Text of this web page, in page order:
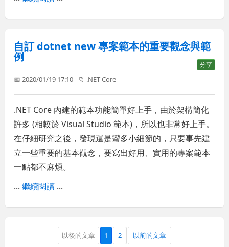
自訂 dotnet new 專案範本的重要觀念與範
例
分享
📅 2020/01/19 17:10 📁 .NET Core
.NET Core 內建的範本功能簡單好上手，由於架構簡化
許多 (相較於 Visual Studio 範本)，所以也非常好上手。
在仔細研究之後，發現還是蠻多小細節的，只要事先建
立一些重要的基本觀念，要寫出好用、實用的專案範本
一點都不麻煩。
...繼續閱讀 ...
以後的文章 1 2 以前的文章